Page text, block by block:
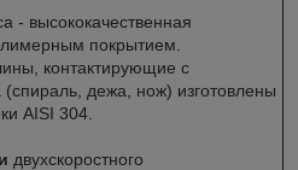
- высококачественная
покрытием.
контактирующие с
дежа, нож) изготовлены
AISI 304.
двухскоростного